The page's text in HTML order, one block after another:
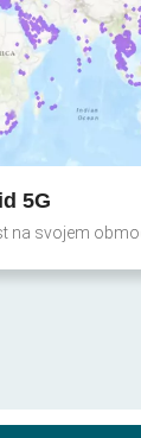
5G
na svojem